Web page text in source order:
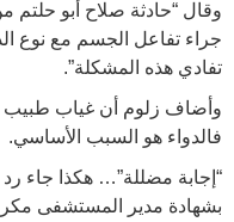
وقال “حادثة صلاح أبو
جراء تفاعل الجسم مع نوع
تفادي هذه المشكلة”.
وأضاف زلوم أن غياب طبيب
فالدواء هو السبب الأساسي.
“إجابة مضللة”… هكذا جاء
بشهادة مدير المستشفى